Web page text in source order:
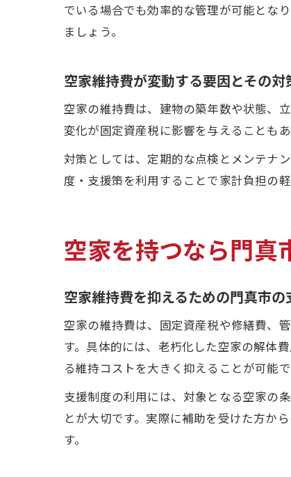
でいる場合でも効率的な管理が可能とな
ましょう。
空家維持費が変動する要因とその対
空家の維持費は、建物の築年数や状態、
変化が固定資産税に影響を与えることも
対策としては、定期的な点検とメンテナ
度・支援策を利用することで家計負担の
空家を持つなら門真
空家維持費を抑えるための門真市の
空家の維持費は、固定資産税や修繕費、
す。具体的には、老朽化した空家の解体
る維持コストを大きく抑えることが可能で
支援制度の利用には、対象となる空家の
とが大切です。実際に補助を受けた方か
す。